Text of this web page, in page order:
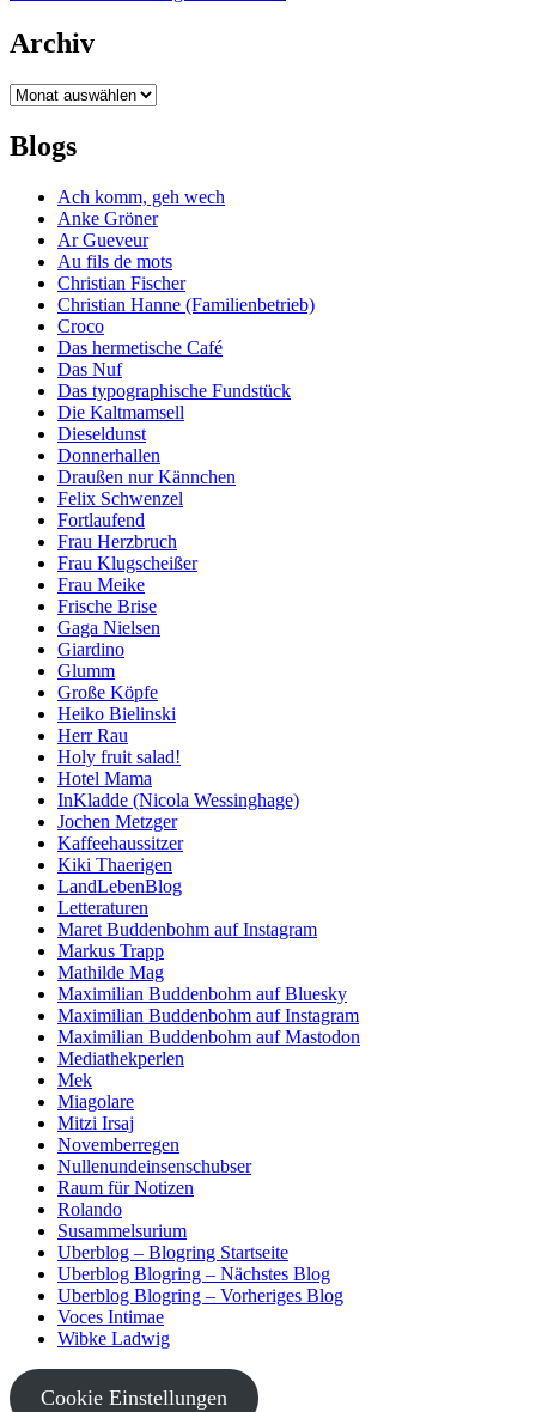
Archiv
Archiv
Blogs
Ach komm, geh wech
Anke Gröner
Ar Gueveur
Au fils de mots
Christian Fischer
Christian Hanne (Familienbetrieb)
Croco
Das hermetische Café
Das Nuf
Das typographische Fundstück
Die Kaltmamsell
Dieseldunst
Donnerhallen
Draußen nur Kännchen
Felix Schwenzel
Fortlaufend
Frau Herzbruch
Frau Klugscheißer
Frau Meike
Frische Brise
Gaga Nielsen
Giardino
Glumm
Große Köpfe
Heiko Bielinski
Herr Rau
Holy fruit salad!
Hotel Mama
InKladde (Nicola Wessinghage)
Jochen Metzger
Kaffeehaussitzer
Kiki Thaerigen
LandLebenBlog
Letteraturen
Maret Buddenbohm auf Instagram
Markus Trapp
Mathilde Mag
Maximilian Buddenbohm auf Bluesky
Maximilian Buddenbohm auf Instagram
Maximilian Buddenbohm auf Mastodon
Mediathekperlen
Mek
Miagolare
Mitzi Irsaj
Novemberregen
Nullenundeinsenschubser
Raum für Notizen
Rolando
Susammelsurium
Uberblog – Blogring Startseite
Uberblog Blogring – Nächstes Blog
Uberblog Blogring – Vorheriges Blog
Voces Intimae
Wibke Ladwig
Cookie Einstellungen